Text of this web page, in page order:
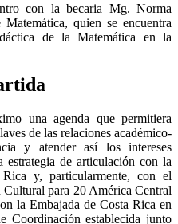
con la becaria Mg. Norma
quien se encuentra
de la Matemática en la
una agenda que permitiera
de las relaciones académico-
y atender así los intereses
estrategia de articulación con la
y, particularmente, con el
para 20 América Central
la Embajada de Costa Rica en
Coordinación establecida junto